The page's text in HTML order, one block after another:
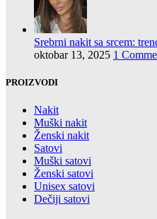
Srebrni nakit sa srcem:
oktobar 13, 2025 1
PROIZVODI
Nakit
Muški nakit
Ženski nakit
Satovi
Muški satovi
Ženski satovi
Unisex satovi
Dečiji satovi